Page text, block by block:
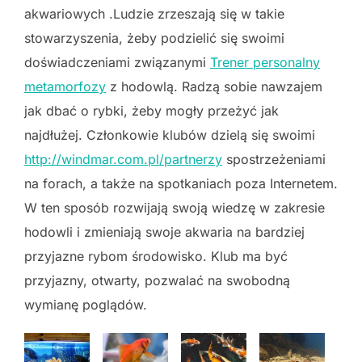
akwariowych .Ludzie zrzeszają się w takie
stowarzyszenia, żeby podzielić się swoimi
doświadczeniami związanymi Trener personalny
metamorfozy z hodowlą. Radzą sobie nawzajem
jak dbać o rybki, żeby mogły przeżyć jak
najdłużej. Członkowie klubów dzielą się swoimi
http://windmar.com.pl/partnerzy spostrzeżeniami
na forach, a także na spotkaniach poza Internetem.
W ten sposób rozwijają swoją wiedzę w zakresie
hodowli i zmieniają swoje akwaria na bardziej
przyjazne rybom środowisko. Klub ma być
przyjazny, otwarty, pozwalać na swobodną
wymianę poglądów.